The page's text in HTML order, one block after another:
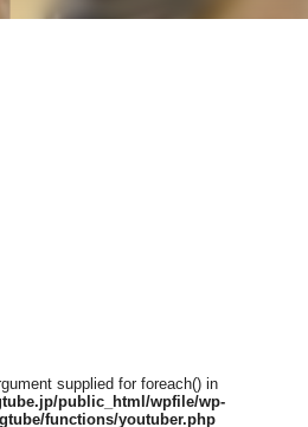
supplied for foreach() in
public_html/wpfile/wp-
functions/youtuber.php